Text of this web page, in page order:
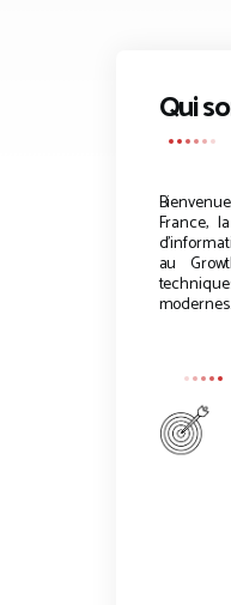
Qui
France,
au
modernes.